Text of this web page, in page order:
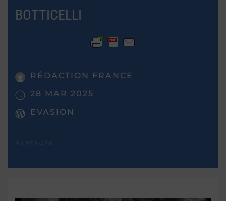
BOTTICELLI
RÉDACTION FRANCE
28 MAR 2025
EVASION